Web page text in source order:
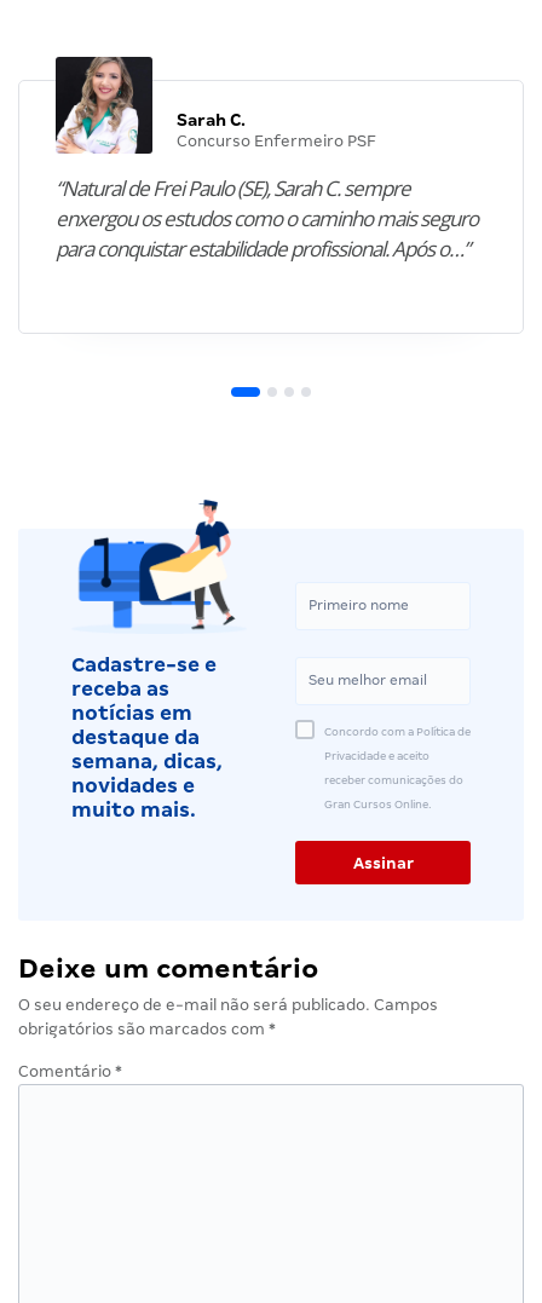
Sarah C.
Concurso Enfermeiro PSF
“Natural de Frei Paulo (SE), Sarah C. sempre
enxergou os estudos como o caminho mais seguro
para conquistar estabilidade profissional. Após o…”
Cadastre-se e
receba as
notícias em
destaque da
semana, dicas,
novidades e
muito mais.
Concordo com a Política de
Privacidade e aceito
receber comunicações do
Gran Cursos Online.
Deixe um comentário
O seu endereço de e-mail não será publicado. Campos
obrigatórios são marcados com *
Comentário *